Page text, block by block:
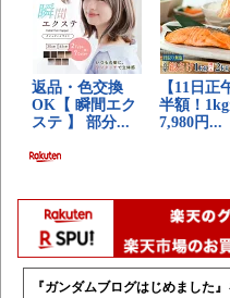
『ガンダムブログはじめました